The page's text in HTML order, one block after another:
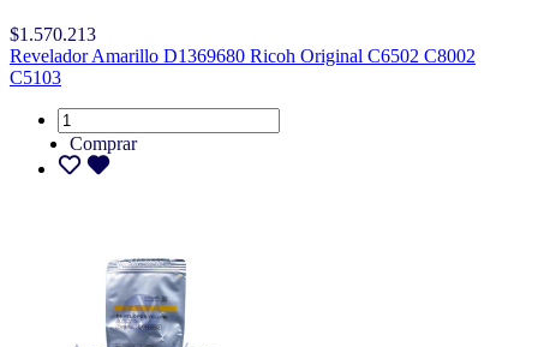
$1.570.213
Revelador Amarillo D1369680 Ricoh Original C6502 C8002
C5103
Comprar